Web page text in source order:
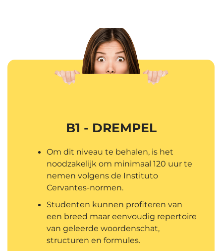
B1 - DREMPEL
Om dit niveau te behalen, is het
noodzakelijk om minimaal 120 uur te
nemen volgens de Instituto
Cervantes-normen.
Studenten kunnen profiteren van
een breed maar eenvoudig repertoire
van geleerde woordenschat,
structuren en formules.